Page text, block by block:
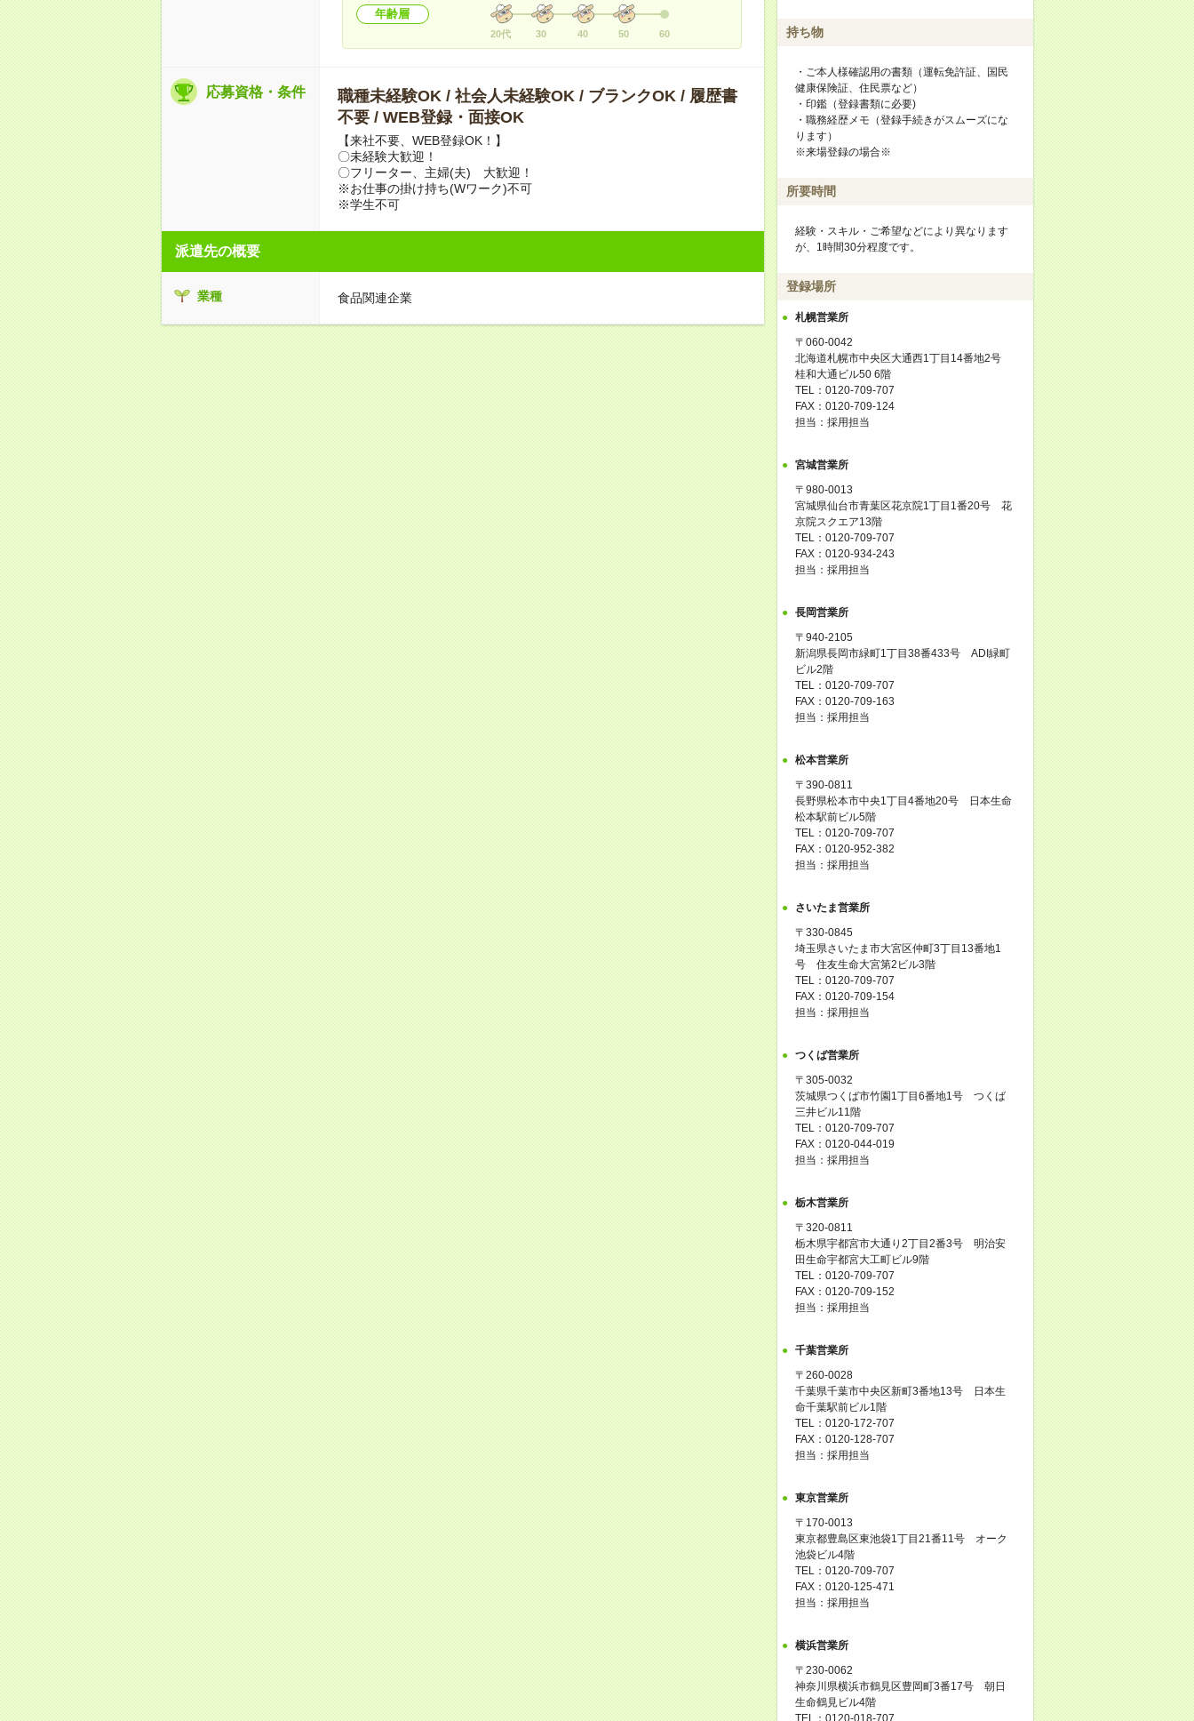
年齢層
20代 30 40 50 60
応募資格・条件
職種未経験OK / 社会人未経験OK / ブランクOK / 履歴書
不要 / WEB登録・面接OK
【来社不要、WEB登録OK！】
〇未経験大歓迎！
〇フリーター、主婦(夫) 大歓迎！
※お仕事の掛け持ち(Wワーク)不可
※学生不可
派遣先の概要
業種 食品関連企業
持ち物
・ご本人様確認用の書類（運転免許証、国民
健康保険証、住民票など）
・印鑑（登録書類に必要)
・職務経歴メモ（登録手続きがスムーズにな
ります）
※来場登録の場合※
所要時間
経験・スキル・ご希望などにより異なります
が、1時間30分程度です。
登録場所
札幌営業所
〒060-0042
北海道札幌市中央区大通西1丁目14番地2号
桂和大通ビル50 6階
TEL：0120-709-707
FAX：0120-709-124
担当：採用担当
宮城営業所
〒980-0013
宮城県仙台市青葉区花京院1丁目1番20号 花
京院スクエア13階
TEL：0120-709-707
FAX：0120-934-243
担当：採用担当
長岡営業所
〒940-2105
新潟県長岡市緑町1丁目38番433号 ADI緑町
ビル2階
TEL：0120-709-707
FAX：0120-709-163
担当：採用担当
松本営業所
〒390-0811
長野県松本市中央1丁目4番地20号 日本生命
松本駅前ビル5階
TEL：0120-709-707
FAX：0120-952-382
担当：採用担当
さいたま営業所
〒330-0845
埼玉県さいたま市大宮区仲町3丁目13番地1
号 住友生命大宮第2ビル3階
TEL：0120-709-707
FAX：0120-709-154
担当：採用担当
つくば営業所
〒305-0032
茨城県つくば市竹園1丁目6番地1号 つくば
三井ビル11階
TEL：0120-709-707
FAX：0120-044-019
担当：採用担当
栃木営業所
〒320-0811
栃木県宇都宮市大通り2丁目2番3号 明治安
田生命宇都宮大工町ビル9階
TEL：0120-709-707
FAX：0120-709-152
担当：採用担当
千葉営業所
〒260-0028
千葉県千葉市中央区新町3番地13号 日本生
命千葉駅前ビル1階
TEL：0120-172-707
FAX：0120-128-707
担当：採用担当
東京営業所
〒170-0013
東京都豊島区東池袋1丁目21番11号 オーク
池袋ビル4階
TEL：0120-709-707
FAX：0120-125-471
担当：採用担当
横浜営業所
〒230-0062
神奈川県横浜市鶴見区豊岡町3番17号 朝日
生命鶴見ビル4階
TEL：0120-018-707